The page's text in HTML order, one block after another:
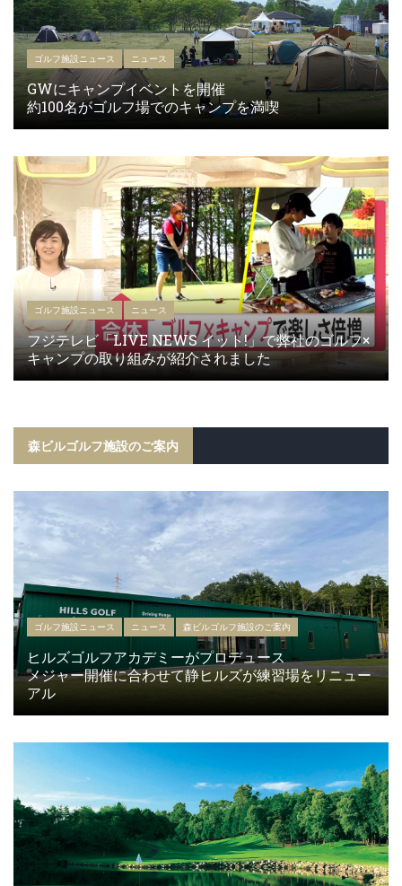
ゴルフ施設ニュース ニュース
GWにキャンプイベントを開催
約100名がゴルフ場でのキャンプを満喫
ゴルフ施設ニュース ニュース
フジテレビ「LIVE NEWS イット!」で弊社のゴルフ×
キャンプの取り組みが紹介されました
森ビルゴルフ施設のご案内
ゴルフ施設ニュース ニュース 森ビルゴルフ施設のご案内
ヒルズゴルフアカデミーがプロデュース
メジャー開催に合わせて静ヒルズが練習場をリニュー
アル